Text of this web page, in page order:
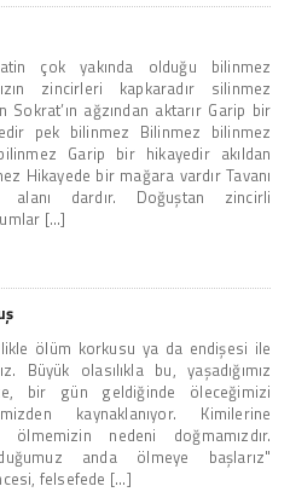
çok yakında olduğu bilinmez
zincirleri kapkaradır silinmez
Sokrat’ın ağzından aktarır Garip bir
pek bilinmez Bilinmez bilinmez
Garip bir hikayedir akıldan
Hikayede bir mağara vardır Tavanı
alanı dardır. Doğuştan zincirli
[...]
ölüm korkusu ya da endişesi ile
Büyük olasılıkla bu, yaşadığımız
bir gün geldiğinde öleceğimizi
kaynaklanıyor. Kimilerine
ölmemizin nedeni doğmamızdır.
anda ölmeye başlarız"
felsefede [...]